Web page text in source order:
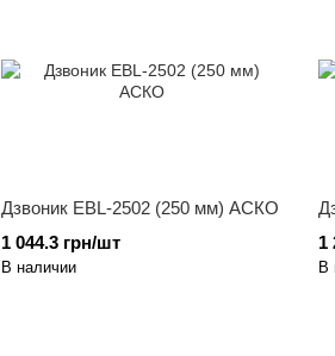
Дзвоник EBL-2502 (250 мм) АСКО
1 044.3 грн/шт
В наличии
1
В